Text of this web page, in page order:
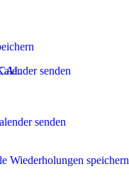
senden
senden
Wiederholungen speichern